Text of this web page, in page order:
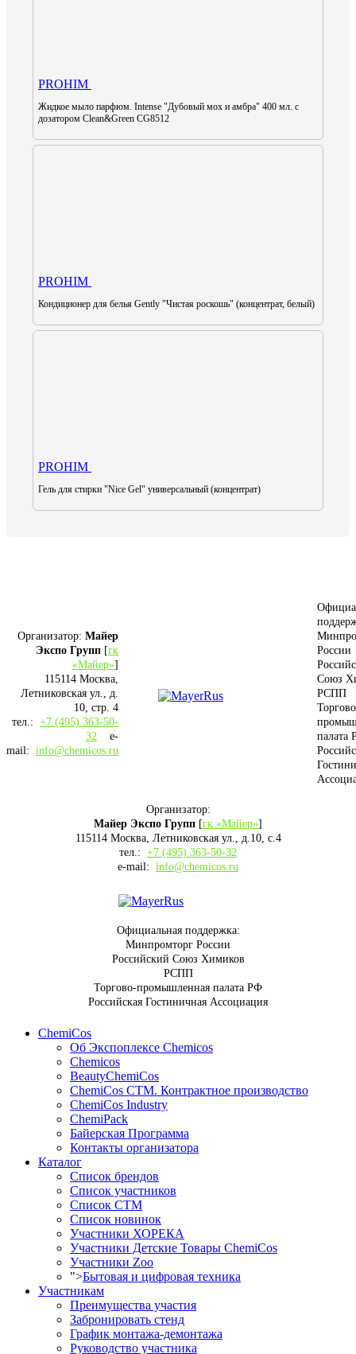
PROHIM
Жидкое мыло парфюм. Intense "Дубовый мох и амбра" 400 мл. с
дозатором Clean&Green CG8512
PROHIM
Кондиционер для белья Gently "Чистая роскошь" (концентрат, белый)
PROHIM
Гель для стирки "Nice Gel" универсальный (концентрат)
Организатор: Майер
Экспо Групп [гк
«Майер»]
115114 Москва,
Летниковская ул., д.
10, стр. 4
тел.: +7 (495) 363-50-
32 e-
mail: info@chemicos.ru
России
Союз
РСПП
палата
Организатор:
Майер Экспо Групп [гк «Майер»]
115114 Москва, Летниковская ул., д.10, с.4
тел.: +7 (495) 363-50-32
e-mail: info@chemicos.ru
Официальная поддержка:
Минпромторг России
Российский Союз Химиков
РСПП
Торгово-промышленная палата РФ
Российская Гостиничная Ассоциация
ChemiCos
Об Экспоплексе Chemicos
Chemicos
BeautyChemiCos
ChemiCos СТМ. Контрактное производство
ChemiCos Industry
ChemiPack
Байерская Программа
Контакты организатора
Каталог
Список брендов
Список участников
Список СТМ
Список новинок
Участники ХОРЕКА
Участники Детские Товары ChemiCos
Участники Zoo
">Бытовая и цифровая техника
Участникам
Преимущества участия
Забронировать стенд
График монтажа-демонтажа
Руководство участника